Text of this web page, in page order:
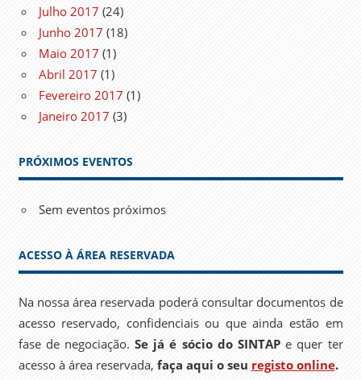
Julho 2017 (24)
Junho 2017 (18)
Maio 2017 (1)
Abril 2017 (1)
Fevereiro 2017 (1)
Janeiro 2017 (3)
PRÓXIMOS EVENTOS
Sem eventos próximos
ACESSO À ÁREA RESERVADA
Na nossa área reservada poderá consultar documentos de
acesso reservado, confidenciais ou que ainda estão em
fase de negociação.Se já é sócio do SINTAPe quer ter
acesso à área reservada, faça aqui o seu registo online.